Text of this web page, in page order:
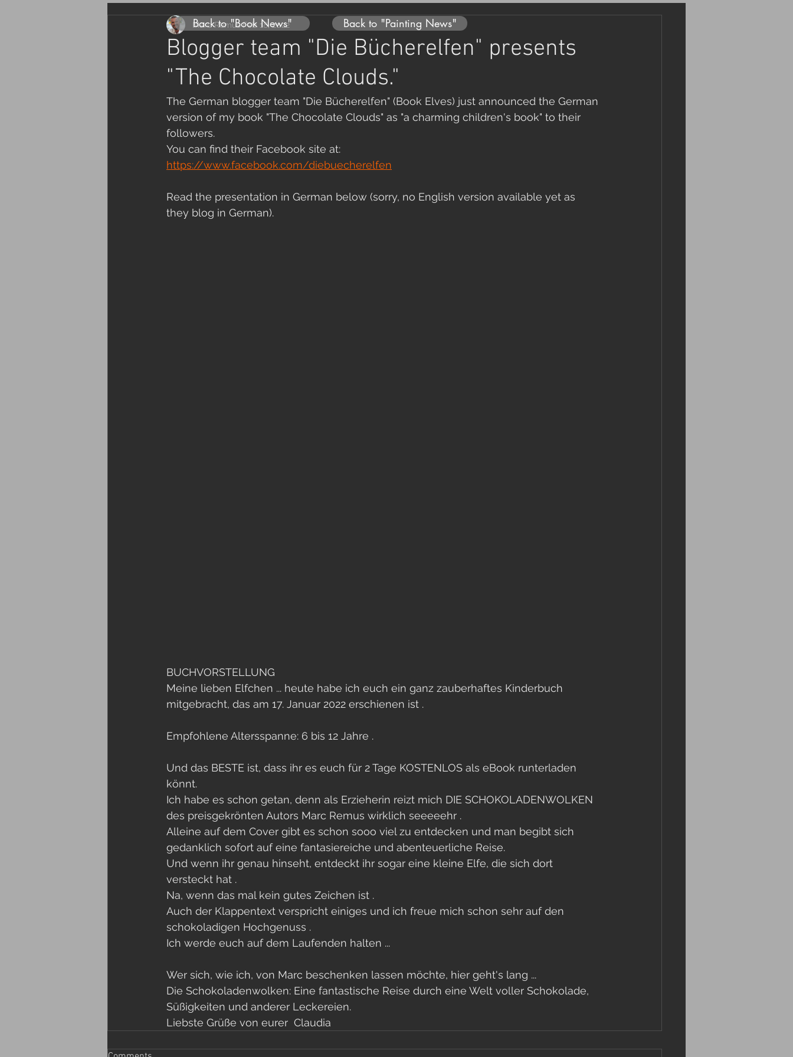
Blogger team "Die Bücherelfen" presents
"The Chocolate Clouds."
Marc RemusFeb 18, 2022
The German blogger team "Die Bücherelfen" (Book Elves) just announced the German
version of my book "The Chocolate Clouds" as "a charming children's book" to their
followers.
You can find their Facebook site at:
https://www.facebook.com/diebuecherelfen
Read the presentation in German below (sorry, no English version available yet as
they blog in German).
BUCHVORSTELLUNG
Meine lieben Elfchen ... heute habe ich euch ein ganz zauberhaftes Kinderbuch
mitgebracht, das am 17. Januar 2022 erschienen ist .
Empfohlene Altersspanne: 6 bis 12 Jahre .
Und das BESTE ist, dass ihr es euch für 2 Tage KOSTENLOS als eBook runterladen
könnt.
Ich habe es schon getan, denn als Erzieherin reizt mich DIE SCHOKOLADENWOLKEN
des preisgekrönten Autors Marc Remus wirklich seeeeehr .
Alleine auf dem Cover gibt es schon sooo viel zu entdecken und man begibt sich
gedanklich sofort auf eine fantasiereiche und abenteuerliche Reise.
Und wenn ihr genau hinseht, entdeckt ihr sogar eine kleine Elfe, die sich dort
versteckt hat .
Na, wenn das mal kein gutes Zeichen ist .
Auch der Klappentext verspricht einiges und ich freue mich schon sehr auf den
schokoladigen Hochgenuss .
Ich werde euch auf dem Laufenden halten ...
Wer sich, wie ich, von Marc beschenken lassen möchte, hier geht's lang ...
Die Schokoladenwolken: Eine fantastische Reise durch eine Welt voller Schokolade,
Süßigkeiten und anderer Leckereien.
Liebste Grüße von eurer  Claudia
Back to "Painting News"
Back to "Book News"